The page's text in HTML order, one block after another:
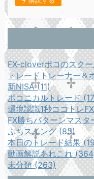
FX-cloverポコのスク
トレードトレーナー＆
新NISA (11)
ポコニカルトレード
環境認識1秒ココトレ
FX勝ちパターンマ
ぷちスイング (85)
本日のトレード結果
動画解説あれこれ
未分類 (263)